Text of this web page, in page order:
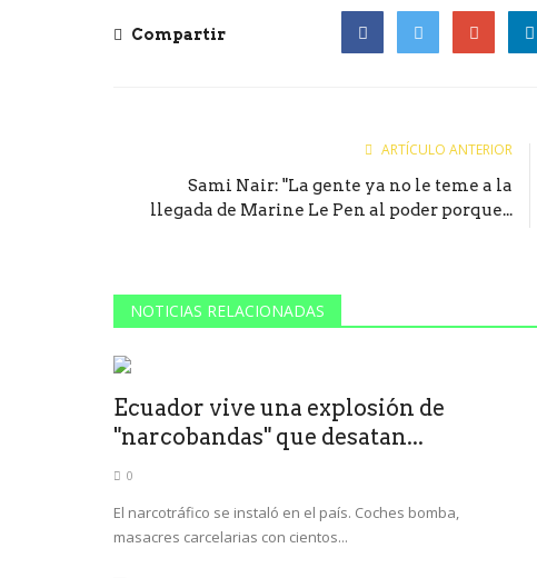
Compartir
ARTÍCULO ANTERIOR
Sami Nair: "La gente ya no le teme a la
llegada de Marine Le Pen al poder porque...
NOTICIAS RELACIONADAS
Ecuador vive una explosión de
"narcobandas" que desatan...
0
El narcotráfico se instaló en el país. Coches bomba,
masacres carcelarias con cientos...